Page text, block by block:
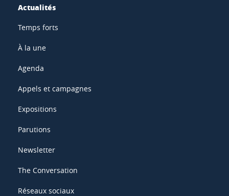
Actualités
Temps forts
À la une
Agenda
Appels et campagnes
Expositions
Parutions
Newsletter
The Conversation
Réseaux sociaux